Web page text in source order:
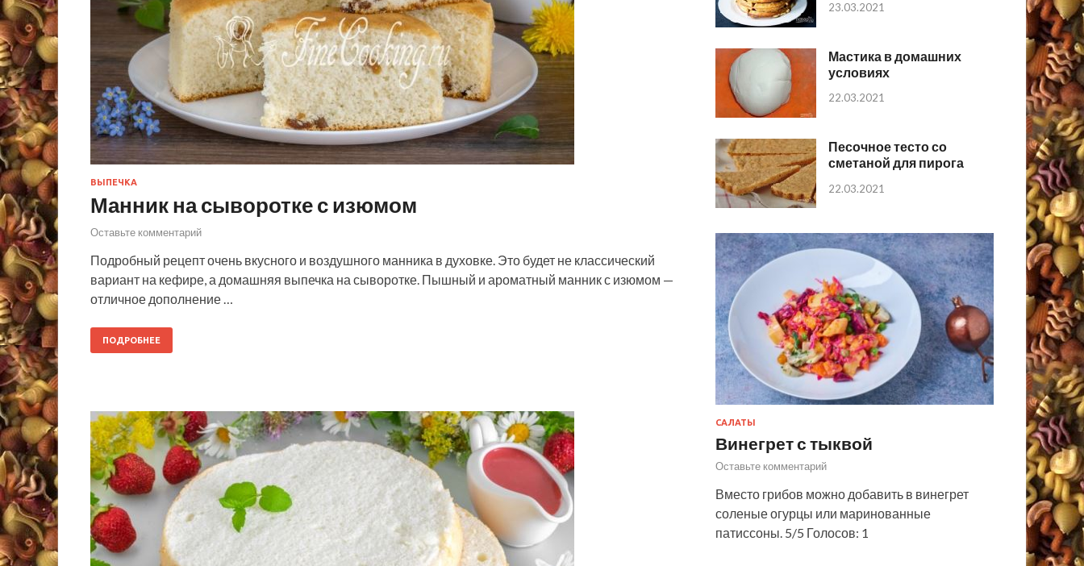
ВЫПЕЧКА
Манник на сыворотке с изюмом
Оставьте комментарий
Подробный рецепт очень вкусного и воздушного манника в духовке. Это будет не классический
вариант на кефире, а домашняя выпечка на сыворотке. Пышный и ароматный манник с изюмом —
отличное дополнение …
ПОДРОБНЕЕ
23.03.2021
Мастика в домашних
условиях
22.03.2021
Песочное тесто со
сметаной для пирога
22.03.2021
САЛАТЫ
Винегрет с тыквой
Оставьте комментарий
Вместо грибов можно добавить в винегрет
соленые огурцы или маринованные
патиссоны. 5/5 Голосов: 1